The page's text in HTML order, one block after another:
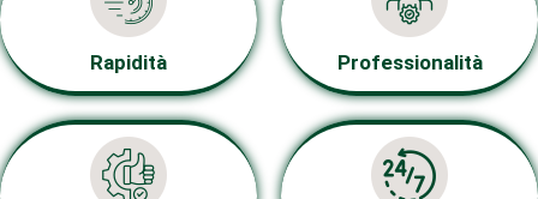
Rapidità Professionalità